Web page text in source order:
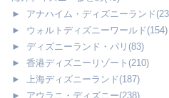
►
アナハイム・ディズニーランド
►
ウォルトディズニーワールド (154)
►
ディズニーランド・パリ (83)
►
香港ディズニーリゾート (210)
►
上海ディズニーランド (187)
►
アウラニ・ディズニー(238)